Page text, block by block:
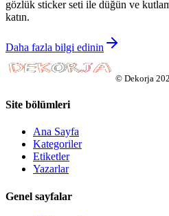
gözlük sticker seti ile düğün ve
katın.
Daha fazla bilgi edinin
© Dekorja
Site bölümleri
Ana Sayfa
Kategoriler
Etiketler
Yazarlar
Genel sayfalar